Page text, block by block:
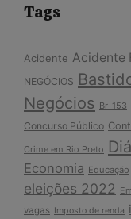
Tags
Acidente Acidente
NEGÓCIOS
Negócios Br-153
Concurso Público
Crime em Rio Preto
Economia Educação
eleições 2022
vagas Imposto de renda